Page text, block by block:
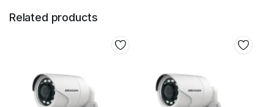
Related products